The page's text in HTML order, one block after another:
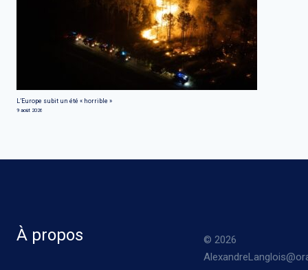
L’Europe subit un été « horrible »
9 août 2026
À propos
© 2026